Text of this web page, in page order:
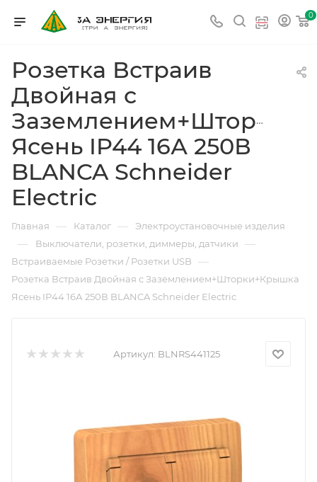
0
Розетка Встраив
Двойная с
Ясень IP44 16А 250В
BLANCA Schneider
Electric
Главная — Каталог — Электроустановочные изделия
— Выключатели, розетки, диммеры, датчики —
Встраиваемые Розетки / Розетки USB —
Розетка Встраив Двойная с Заземлением+Шторки+Крышка
Ясень IP44 16А 250В BLANCA Schneider Electric
Артикул: BLNRS441125